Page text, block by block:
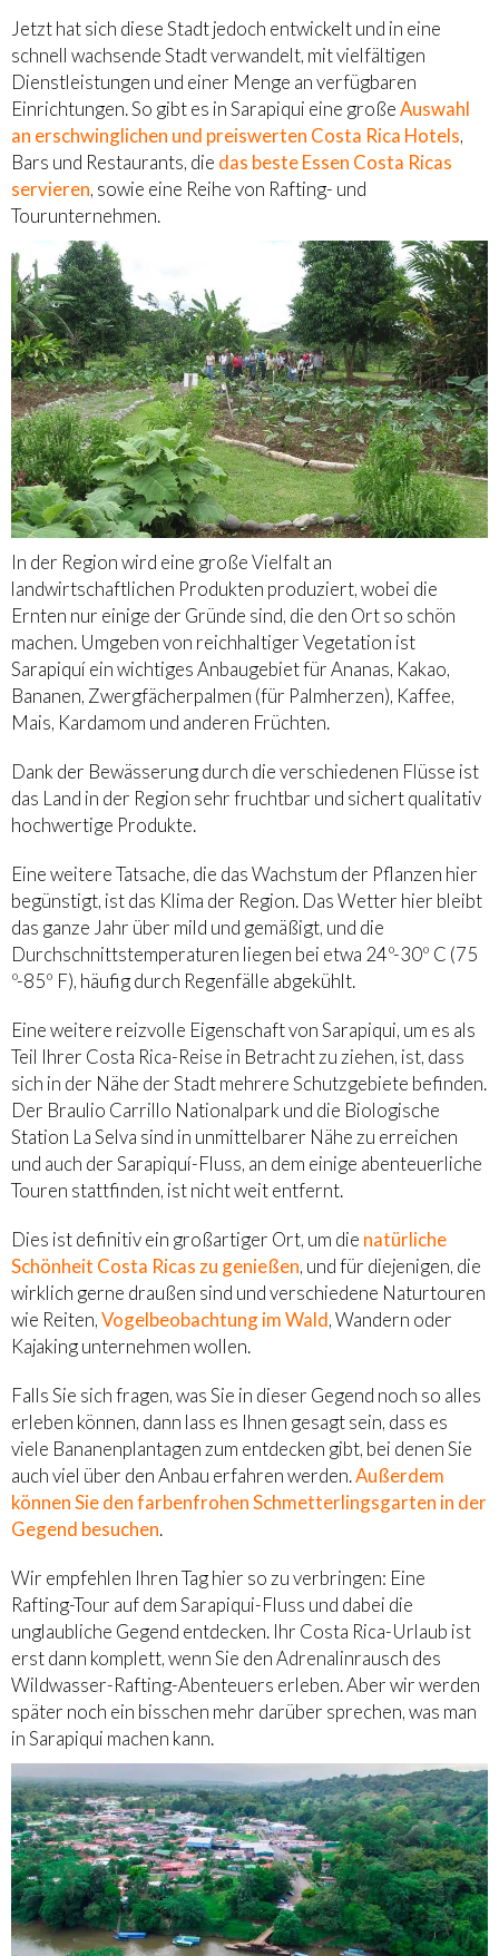
Jetzt hat sich diese Stadt jedoch entwickelt und in eine
schnell wachsende Stadt verwandelt, mit vielfältigen
Dienstleistungen und einer Menge an verfügbaren
Einrichtungen. So gibt es in Sarapiqui eine großeAuswahl
an erschwinglichen und preiswerten Costa Rica Hotels,
Bars und Restaurants, die das beste Essen Costa Ricas
servieren, sowie eine Reihe von Rafting- und
Tourunternehmen.
In der Region wird eine große Vielfalt an
landwirtschaftlichen Produkten produziert, wobei die
Ernten nur einige der Gründe sind, die den Ort so schön
machen. Umgeben von reichhaltiger Vegetation ist
Sarapiquí ein wichtiges Anbaugebiet für Ananas, Kakao,
Bananen, Zwergfächerpalmen (für Palmherzen), Kaffee,
Mais, Kardamom und anderen Früchten.
Dank der Bewässerung durch die verschiedenen Flüsse ist
das Land in der Region sehr fruchtbar und sichert qualitativ
hochwertige Produkte.
Eine weitere Tatsache, die das Wachstum der Pflanzen hier
begünstigt, ist das Klima der Region. Das Wetter hier bleibt
das ganze Jahr über mild und gemäßigt, und die
Durchschnittstemperaturen liegen bei etwa 24º-30º C (75
º-85º F), häufig durch Regenfälle abgekühlt.
Eine weitere reizvolle Eigenschaft von Sarapiqui, um es als
Teil Ihrer Costa Rica-Reise in Betracht zu ziehen, ist, dass
sich in der Nähe der Stadt mehrere Schutzgebiete befinden.
Der Braulio Carrillo Nationalpark und die Biologische
Station La Selva sind in unmittelbarer Nähe zu erreichen
und auch der Sarapiquí-Fluss, an dem einige abenteuerliche
Touren stattfinden, ist nicht weit entfernt.
Dies ist definitiv ein großartiger Ort, um die natürliche
Schönheit Costa Ricas zu genießen, und für diejenigen, die
wirklich gerne draußen sind und verschiedene Naturtouren
wie Reiten,Vogelbeobachtung im Wald, Wandern oder
Kajaking unternehmen wollen.
Falls Sie sich fragen, was Sie in dieser Gegend noch so alles
erleben können, dann lass es Ihnen gesagt sein, dass es
viele Bananenplantagen zum entdecken gibt, bei denen Sie
auch viel über den Anbau erfahren werden.Außerdem
können Sie den farbenfrohen Schmetterlingsgarten in der
Gegend besuchen.
Wir empfehlen Ihren Tag hier so zu verbringen: Eine
Rafting-Tour auf dem Sarapiqui-Fluss und dabei die
unglaubliche Gegend entdecken. Ihr Costa Rica-Urlaub ist
erst dann komplett, wenn Sie den Adrenalinrausch des
Wildwasser-Rafting-Abenteuers erleben. Aber wir werden
später noch ein bisschen mehr darüber sprechen, was man
in Sarapiqui machen kann.